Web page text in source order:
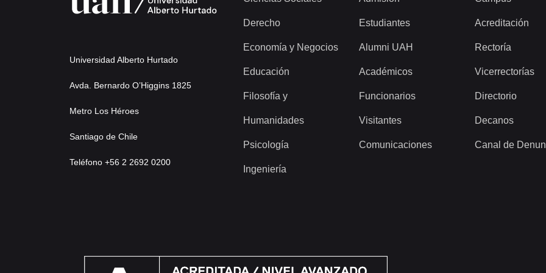
Universidad Alberto Hurtado
Avda. Bernardo O’Higgins 1825
Metro Los Héroes
Santiago de Chile
Teléfono +56 2 2692 0200
Derecho
Economía y Negocios
Educación
Filosofía y
Humanidades
Psicología
Ingeniería
Estudiantes
Alumni UAH
Académicos
Funcionarios
Visitantes
Comunicaciones
Acreditación
Rectoría
Vicerrectorías
Directorio
Decanos
Canal de